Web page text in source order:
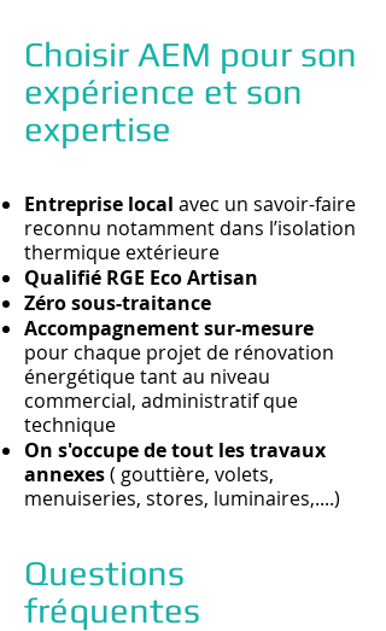
Choisir AEM pour son
expérience et son
expertise
Entreprise local avec un savoir-faire
reconnu notamment dans l’isolation
thermique extérieure
Qualifié RGE Eco Artisan
Zéro sous-traitance
Accompagnement sur-mesure
pour chaque projet de rénovation
énergétique tant au niveau
commercial, administratif que
technique
On s'occupe de tout les travaux
annexes( gouttière, volets,
menuiseries, stores, luminaires,....)
Questions
fréquentes